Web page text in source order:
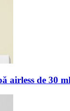
airless de 30